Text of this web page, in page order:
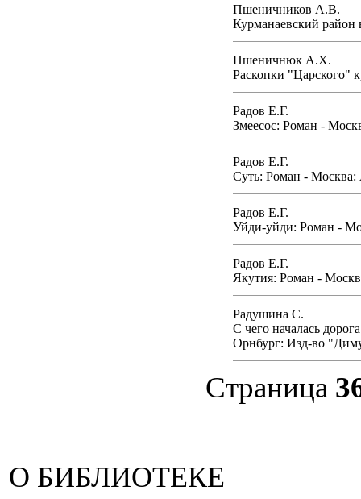
Пшеничников А.В.
Курманаевский район
Пшеничнюк А.Х.
Раскопки "Царского"
Радов Е.Г.
Змеесос: Роман -
Радов Е.Г.
Суть: Роман -
Радов Е.Г.
Уйди-уйди: Роман -
Радов Е.Г.
Якутия: Роман -
Радушина С.
С чего началась
Орнбург: Изд-во
Страница
О БИБЛИОТЕКЕ